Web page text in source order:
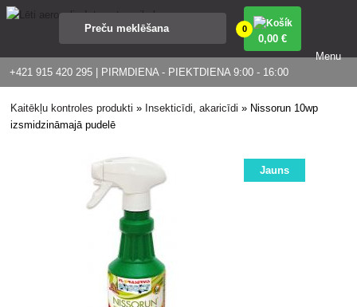
+421 915 420 295 | PIRMDIENA - PIEKTDIENA 9:00 - 16:00
0
0,00 €
Menu
Kaitēkļu kontroles produkti » Insekticīdi, akaricīdi » Nissorun 10wp
izsmidzināmajā pudelē
Jauns